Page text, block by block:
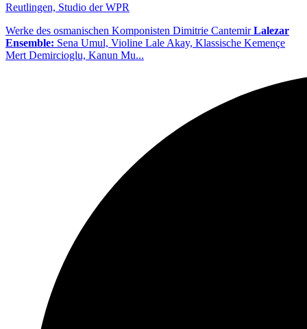
Reutlingen, Studio der WPR
Werke des osmanischen Komponisten Dimitrie CantemirLalezar
Ensemble: Sena Umul, Violine Lale Akay, Klassische Kemençe
Mert Demircioglu, Kanun Mu...